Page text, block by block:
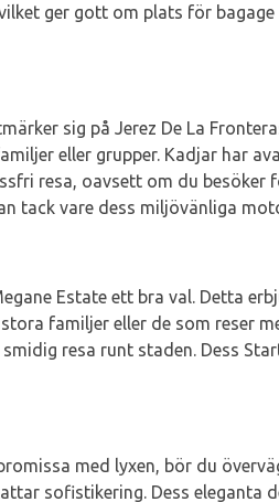
ger gott om plats för
sig på Jerez De La
eller grupper. Kadjar har
resa, oavsett om du besöker
tack vare dess miljövänliga
Estate ett bra val. Detta
familjer eller de som reser
resa runt staden. Dess
med lyxen, bör du
sofistikering. Dess eleganta